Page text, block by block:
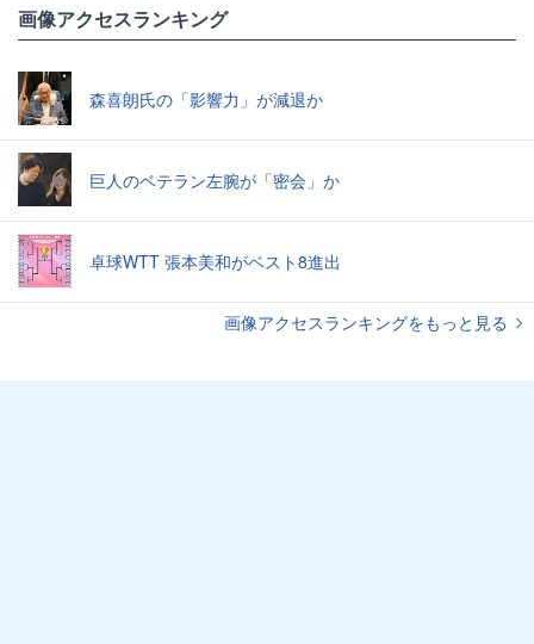
画像アクセスランキング
森喜朗氏の「影響力」が減退か
巨人のベテラン左腕が「密会」か
卓球WTT 張本美和がベスト8進出
画像アクセスランキングをもっと見る